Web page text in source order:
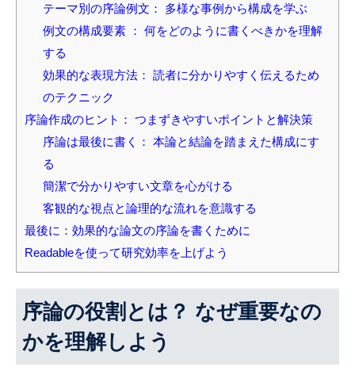
テーマ別の序論例文： 多様な事例から構成を学ぶ
例文の構成要素 ： 何をどのように書くべきかを理解
する
効果的な表現方法： 読者に分かりやすく伝えるため
のテクニック
序論作成のヒント： つまずきやすいポイントと解決策
序論は最後に書く： 本論と結論を踏まえた構成にす
る
簡潔で分かりやすい文章を心がける
客観的な視点と論理的な流れを意識する
最後に：効果的な論文の序論を書くために
Readableを使って研究効率を上げよう
序論の役割とは？ なぜ重要なの
かを理解しよう